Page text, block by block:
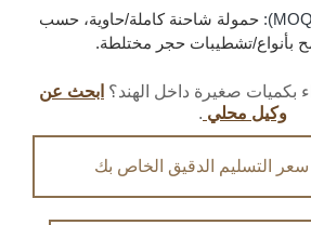
حمولة شاحنة كاملة/حاوية، حسب
بأنواع/تشطيبات حجر مختلطة.
صغيرة داخل الهند؟ ابحث عن
وكيل محلي .
التسليم الدقيق الخاص بك